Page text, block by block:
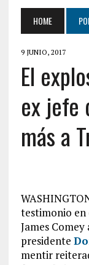
HOME
9 JUNIO, 2017
El
ex jefe
más a
testimonio en
James
presidente
mentir